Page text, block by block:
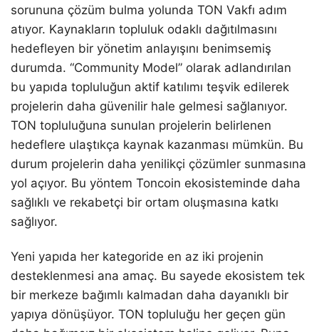
sorununa çözüm bulma yolunda TON Vakfı adım
atıyor. Kaynakların topluluk odaklı dağıtılmasını
hedefleyen bir yönetim anlayışını benimsemiş
durumda. “Community Model” olarak adlandırılan
bu yapıda topluluğun aktif katılımı teşvik edilerek
projelerin daha güvenilir hale gelmesi sağlanıyor.
TON topluluğuna sunulan projelerin belirlenen
hedeflere ulaştıkça kaynak kazanması mümkün. Bu
durum projelerin daha yenilikçi çözümler sunmasına
yol açıyor. Bu yöntem Toncoin ekosisteminde daha
sağlıklı ve rekabetçi bir ortam oluşmasına katkı
sağlıyor.
Yeni yapıda her kategoride en az iki projenin
desteklenmesi ana amaç. Bu sayede ekosistem tek
bir merkeze bağımlı kalmadan daha dayanıklı bir
yapıya dönüşüyor. TON topluluğu her geçen gün